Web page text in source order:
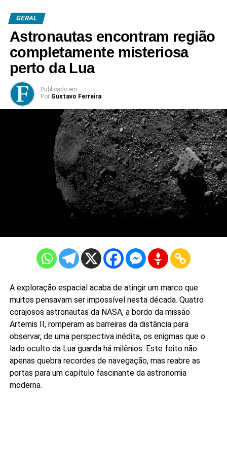
GERAL
Astronautas encontram região
completamente misteriosa
perto da Lua
Publicado em
Por Gustavo Ferreira
A exploração espacial acaba de atingir um marco que
muitos pensavam ser impossível nesta década. Quatro
corajosos astronautas da NASA, a bordo da missão
Artemis II, romperam as barreiras da distância para
observar, de uma perspectiva inédita, os enigmas que o
lado oculto da Lua guarda há milênios. Este feito não
apenas quebra recordes de navegação, mas reabre as
portas para um capítulo fascinante da astronomia
moderna.